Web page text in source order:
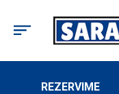
REZERVIME